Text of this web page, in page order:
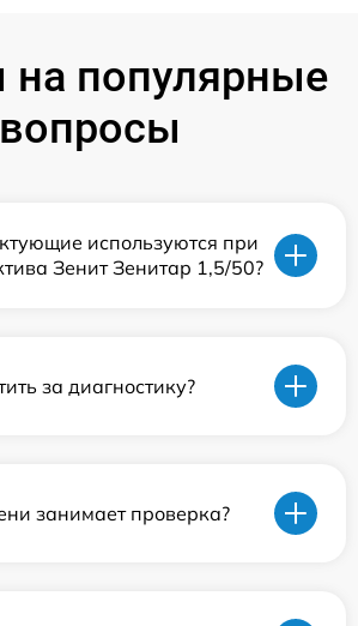
на популярные
вопросы
используются при
Зенит Зенитар 1,5/50?
за диагностику?
занимает проверка?